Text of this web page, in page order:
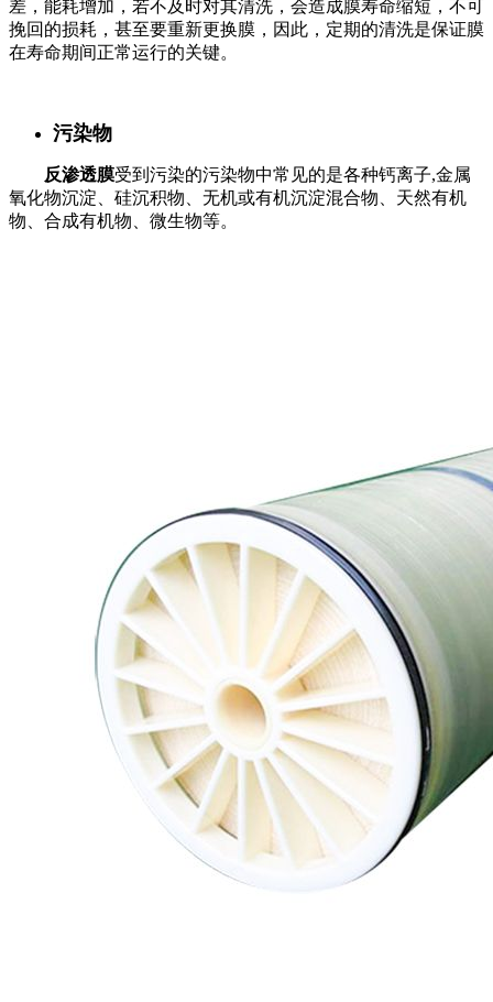
差，能耗增加，若不及时对其清洗，会造成膜寿命缩短，不可
挽回的损耗，甚至要重新更换膜，因此，定期的清洗是保证膜
在寿命期间正常运行的关键。
污染物
反渗透膜受到污染的污染物中常见的是各种钙离子,金属
氧化物沉淀、硅沉积物、无机或有机沉淀混合物、天然有机
物、合成有机物、微生物等。